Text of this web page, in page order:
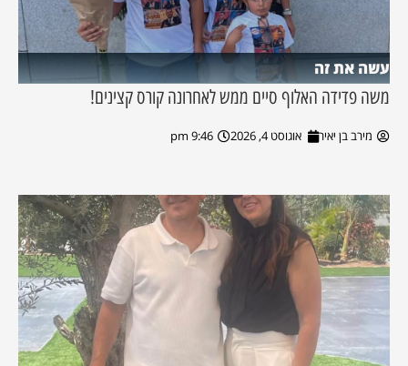
עשה את זה
משה פדידה האלוף סיים ממש לאחרונה קורס קצינים!
מירב בן יאיר אוגוסט 4, 2026 9:46 pm